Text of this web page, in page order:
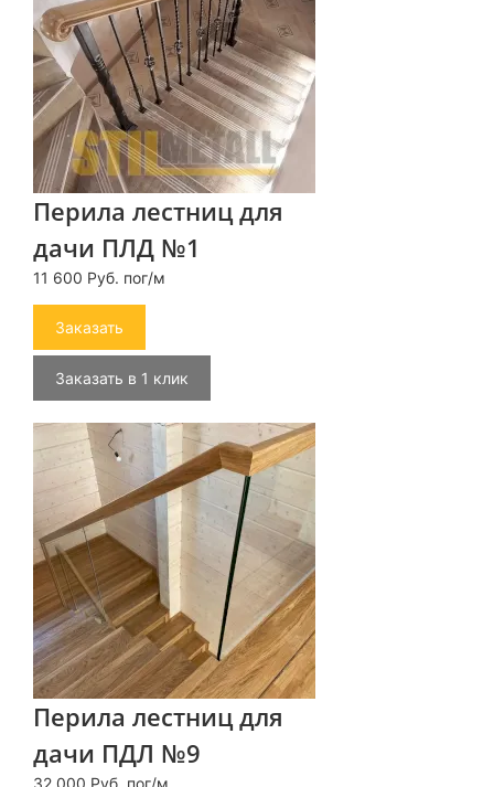
Перила лестниц для
дачи ПЛД №1
11 600 Руб. пог/м
Заказать
Заказать в 1 клик
Перила лестниц для
дачи ПДЛ №9
32 000 Руб. пог/м